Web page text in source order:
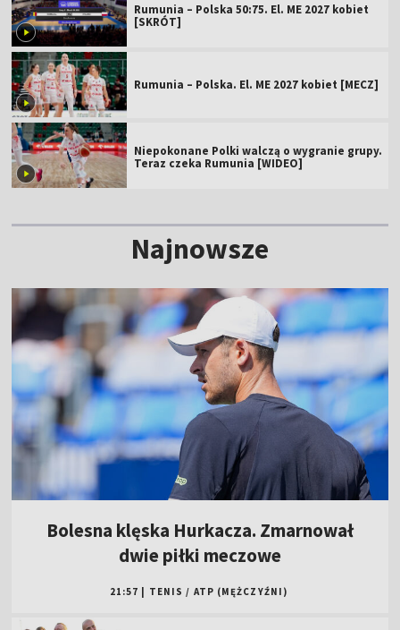
Rumunia – Polska 50:75. El. ME 2027 kobiet
[SKRÓT]
Rumunia – Polska. El. ME 2027 kobiet [MECZ]
Niepokonane Polki walczą o wygranie grupy.
Teraz czeka Rumunia [WIDEO]
Najnowsze
Bolesna klęska Hurkacza. Zmarnował
dwie piłki meczowe
21:57 TENIS / ATP (MĘŻCZYŹNI)